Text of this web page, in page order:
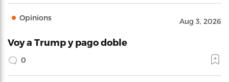
Opinions Aug 3, 2026
Voy a Trump y pago doble
0